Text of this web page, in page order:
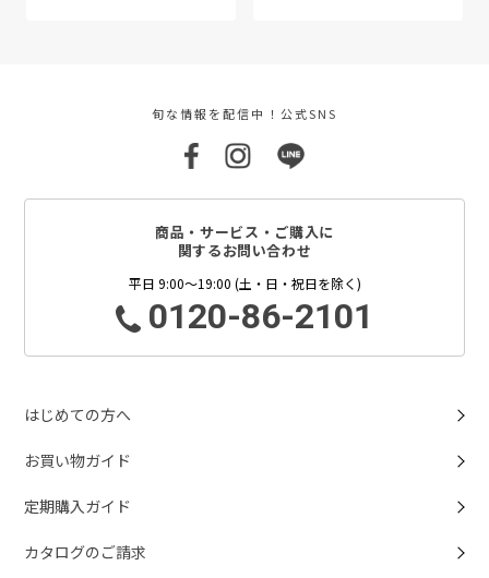
旬な情報を配信中！公式SNS
商品・サービス・ご購入に
関するお問い合わせ
平日 9:00～19:00 (土・日・祝日を除く)
0120-86-2101
はじめての方へ
お買い物ガイド
定期購入ガイド
カタログのご請求